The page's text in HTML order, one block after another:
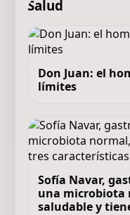
Salud
Don Juan: el
límites
Sofía Navar,
una microbiota
saludable y